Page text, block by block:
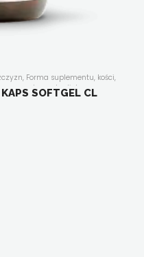
, Forma suplementu, kości,
,suplementy diety w
, witaminy i minerały,
SOFTGEL CL